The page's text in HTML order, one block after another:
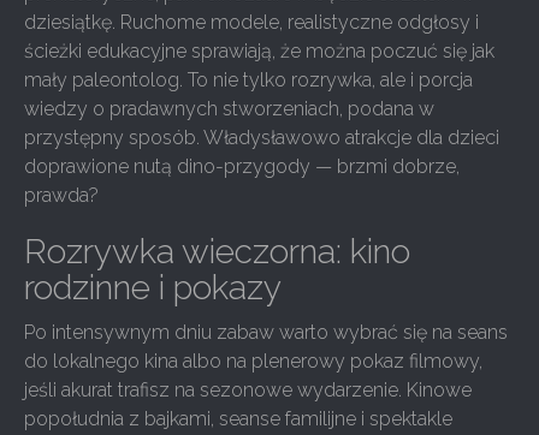
dziesiątkę. Ruchome modele, realistyczne odgłosy i
ścieżki edukacyjne sprawiają, że można poczuć się jak
mały paleontolog. To nie tylko rozrywka, ale i porcja
wiedzy o pradawnych stworzeniach, podana w
przystępny sposób. Władysławowo atrakcje dla dzieci
doprawione nutą dino-przygody — brzmi dobrze,
prawda?
Rozrywka wieczorna: kino
rodzinne i pokazy
Po intensywnym dniu zabaw warto wybrać się na seans
do lokalnego kina albo na plenerowy pokaz filmowy,
jeśli akurat trafisz na sezonowe wydarzenie. Kinowe
popołudnia z bajkami, seanse familijne i spektakle